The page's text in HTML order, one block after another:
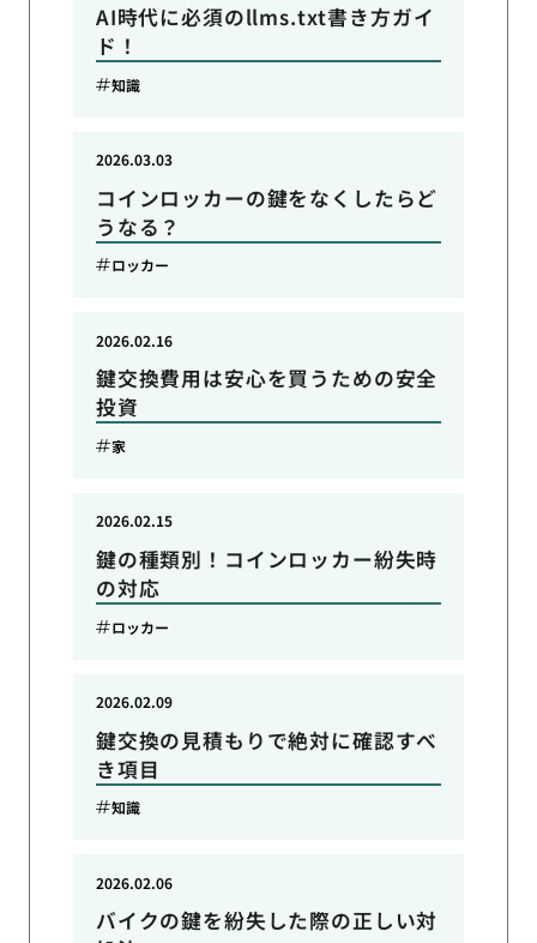
AI時代に必須のllms.txt書き方ガイ
ド！
知識
コインロッカーの鍵をなくしたらど
うなる？
2026.03.03
ロッカー
鍵交換費用は安心を買うための安全
投資
2026.02.16
家
鍵の種類別！コインロッカー紛失時
の対応
2026.02.15
ロッカー
鍵交換の見積もりで絶対に確認すべ
き項目
2026.02.09
知識
バイクの鍵を紛失した際の正しい対
2026.02.06